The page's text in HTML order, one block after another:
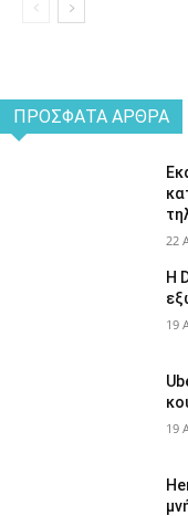
ΠΡΌΣΦΑΤΑ ΆΡΘΡΑ
22
Η
19
19